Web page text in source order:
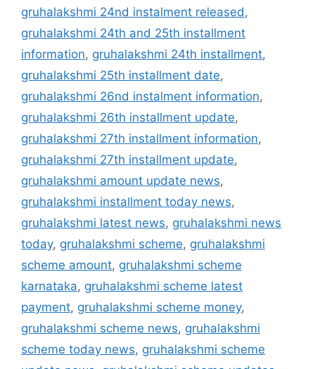
gruhalakshmi 24nd instalment released ,
gruhalakshmi 24th and 25th installment
information, gruhalakshmi 24th installment,
gruhalakshmi 25th installment date,
gruhalakshmi 26nd instalment information,
gruhalakshmi 26th installment update,
gruhalakshmi 27th installment information,
gruhalakshmi 27th installment update,
gruhalakshmi amount update news,
gruhalakshmi installment today news,
gruhalakshmi latest news, gruhalakshmi news
today, gruhalakshmi scheme, gruhalakshmi
scheme amount, gruhalakshmi scheme
karnataka, gruhalakshmi scheme latest
payment, gruhalakshmi scheme money,
gruhalakshmi scheme news, gruhalakshmi
scheme today news, gruhalakshmi scheme